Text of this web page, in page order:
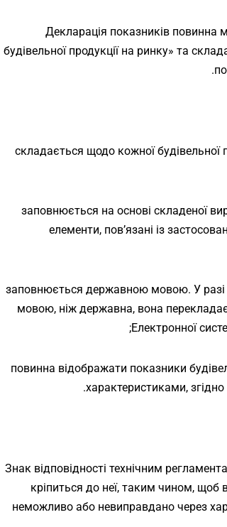
Декларація показників повинна
будівельної продукції на ринку» та
– складається щодо кожної будівельної
– заповнюється на основі складеної
елементи, пов’язані із
– заповнюється державною мовою. У
мовою, ніж державна, вона
Електронної
– повинна відображати показники
характеристиками,
Знак відповідності технічним
кріпиться до неї, таким чином,
неможливо або невиправдано через